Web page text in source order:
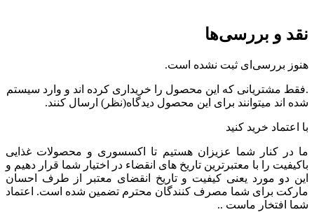
نقد و بررسی‌ها
هنوز بررسی‌ای ثبت نشده است.
.فقط مشتریانی که این محصول را خریداری کرده اند و وارد سیستم
شده اند میتوانند برای این محصول دیدگاه(نظر) ارسال کنند.
با اعتماد خرید کنید
ما در کنار شما عزیزان هستیم تا اکسسوری و محصولات غذایی
باکیفیت را با معتبرترین تاریخ های انقضاء در اختیار شما قرار دهیم و
این دو مورد یعنی کیفیت و تاریخ انقضای معتبر از طرف احسان
مارکت برای شما مصرف کنندگان محترم تضمین شده است. اعتماد
شما افتخار ماست ..